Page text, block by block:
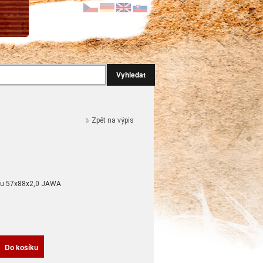
Vyhledat
Zpět na výpis
57x88x2,0 JAWA
Do košíku